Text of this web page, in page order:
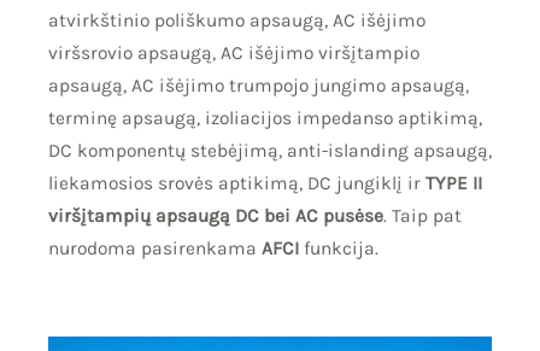
atvirkštinio poliškumo apsaugą, AC išėjimo
viršsrovio apsaugą, AC išėjimo viršįtampio
apsaugą, AC išėjimo trumpojo jungimo apsaugą,
terminę apsaugą, izoliacijos impedanso aptikimą,
DC komponentų stebėjimą, anti-islanding apsaugą,
liekamosios srovės aptikimą, DC jungiklį ir TYPE II
viršįtampių apsaugą DC bei AC pusėse. Taip pat
nurodoma pasirenkama AFCI funkcija.